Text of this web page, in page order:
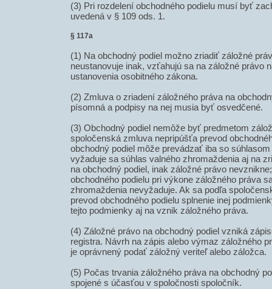
(3) Pri rozdelení obchodného podielu musí byť
uvedená v § 109 ods. 1.
§ 117a
(1) Na obchodný podiel možno zriadiť záložné
neustanovuje inak, vzťahujú sa na záložné právo
ustanovenia osobitného zákona.
(2) Zmluva o zriadení záložného práva na
písomná a podpisy na nej musia byť osvedčené.
(3) Obchodný podiel nemôže byť predmetom
spoločenská zmluva nepripúšťa prevod
obchodný podiel môže prevádzať iba so
vyžaduje sa súhlas valného zhromaždenia aj na
na obchodný podiel, inak záložné právo
obchodného podielu pri výkone záložného práva
zhromaždenia nevyžaduje. Ak sa podľa
prevod obchodného podielu splnenie inej
tejto podmienky aj na vznik záložného práva.
(4) Záložné právo na obchodný podiel vzniká
registra. Návrh na zápis alebo výmaz záložného
je oprávnený podať záložný veriteľ alebo záložca.
(5) Počas trvania záložného práva na obchodný
spojené s účasťou v spoločnosti spoločník.